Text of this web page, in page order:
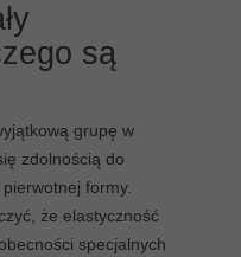
są
grupę w
zdolnością do
formy.
że elastyczność
specjalnych